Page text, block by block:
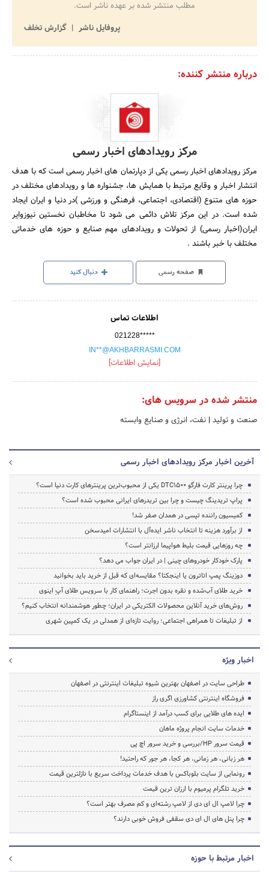
مطلب منتشر شده بر عهده ناشر است.
پروفایل ناشر
گزارش تخلف
درباره منتشر کننده:
مرکز رویدادهای اخبار رسمی
مرکز رویدادهای اخبار رسمی یکی از دپارتمان های اخبار رسمی است که با هدف
انتشار اخبار و وقایع مرتبط با همایش ها، جشنواره ها و رویدادهای مختلف در
حوزه های متنوع (اقتصادی، اجتماعی، فرهنگی و ورزشی )در دنیا و ایران ایجاد
شده است. در این مرکز تلاش دائمی می شود تا مخاطبان نخستین نیوزوایر
ایران(اخبار رسمی) از تحولات و رویدادهای مهم صنایع و حوزه های خدماتی
مختلف با خبر باشند .
صفحه رسمی دنبال کنید
اطلاعات تماس
021228*****
IN**@AKHBARRASMI.COM
[نمایش اطلاعات]
منتشر شده در سرویس های:
صنعت و تولید | نفت، انرژی و صنایع وابسته
آخرین اخبار مرکز رویدادهای اخبار رسمی
چرا پرینتر کارت فارگو DTC1500 یکی از محبوب‌ترین پرینترهای کارت دنیا است؟
پراپ تریدینگ چیست و چرا بین تریدرهای ایرانی محبوب شده است؟
کمیسیون راننده تپسی در همدان صفر شد!
از برآورد هزینه تا انتخاب ناشر ایده‌آل با انتشارات امیدسخن
چه روزهایی قیمت بلیط هواپیما ارزانتر است؟
پارک خودکار خودروهای چینی | در ایران جواب می دهد؟
دوزینگ پمپ اتاترون یا اینجکتا؟ مقایسه‌ای که قبل از خرید باید بخوانید
خرید طلای آب‌شده و نقره بدون اجرت؛ راهنمای کار با سرویس طلای آپِ اینوی
روش‌های خرید آنلاین محصولات الکتریکی در ایران؛ چطور هوشمندانه انتخاب کنیم؟
از تبلیغات تا همراهی اجتماعی؛ روایت تازه‌ای از همدلی در یک کمپین شهری
اخبار ویژه
طراحی سایت در اصفهان بهترین شیوه تبلیغات اینترنتی در اصفهان
فروشگاه اینترنتی کشاورزی اگری راز
ایده های طلایی برای کسب درآمد از اینستاگرام
خدمات سایت انجام پروژه ماهان
قیمت سرور HP/بررسی و خرید سرور اچ پی
هر زبانی، هر زمانی، هر کجا، هر جور که راحتید!
رونمایی از سایت بلوباکس با هدف خدمات پرداخت سریع با نازلترین قیمت
خرید تلگرام پرمیوم با ارزان ترین قیمت
چرا لامپ ال ای دی از لامپ رشته‌ای و کم مصرف بهتر است؟
چرا پنل های ال ای دی سقفی فروش خوبی دارند؟
اخبار مرتبط با حوزه